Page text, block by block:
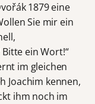
1879 eine
Sie mir ein
ein Wort!“
im gleichen
Joachim kennen,
ihm noch im